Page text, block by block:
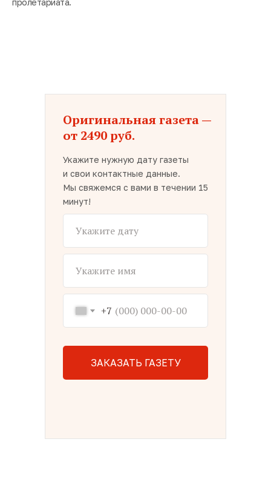
пролетариата.
Оригинальная газета —
от 2490 руб.
Укажите нужную дату газеты
и свои контактные данные.
Мы свяжемся с вами в течении 15
минут!
+7
ЗАКАЗАТЬ ГАЗЕТУ